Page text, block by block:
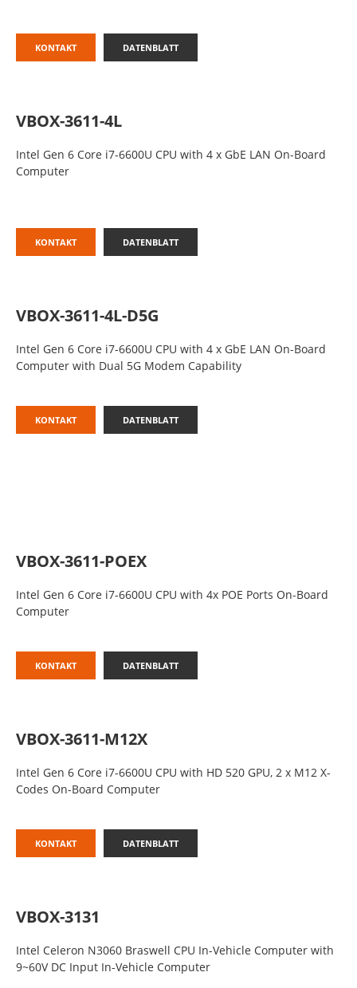
KONTAKT DATENBLATT
VBOX-3611-4L
Intel Gen 6 Core i7-6600U CPU with 4 x GbE LAN On-Board
Computer
KONTAKT DATENBLATT
VBOX-3611-4L-D5G
Intel Gen 6 Core i7-6600U CPU with 4 x GbE LAN On-Board
Computer with Dual 5G Modem Capability
KONTAKT DATENBLATT
VBOX-3611-POEX
Intel Gen 6 Core i7-6600U CPU with 4x POE Ports On-Board
Computer
KONTAKT DATENBLATT
VBOX-3611-M12X
Intel Gen 6 Core i7-6600U CPU with HD 520 GPU, 2 x M12 X-
Codes On-Board Computer
KONTAKT DATENBLATT
VBOX-3131
Intel Celeron N3060 Braswell CPU In-Vehicle Computer with
9~60V DC Input In-Vehicle Computer